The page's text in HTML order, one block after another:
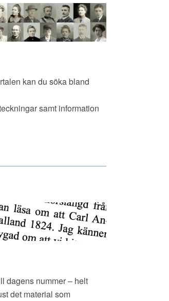
kan du söka bland
samt information
dagens nummer – helt
det material som